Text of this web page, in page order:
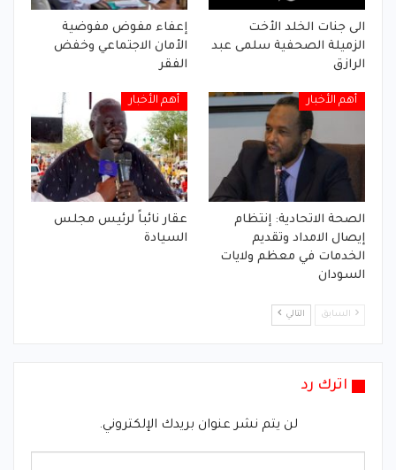
الى جنات الخلد الأخت
الزميلة الصحفية سلمى عبد
الرازق
إعفاء مفوض مفوضية
الأمان الاجتماعي وخفض
الفقر
أهم الأخبار
الصحة الاتحادية: إنتظام
إيصال الامداد وتقديم
الخدمات في معظم ولايات
السودان
أهم الأخبار
عقار نائباً لرئيس مجلس
السيادة
السابق التالي
اترك رد
لن يتم نشر عنوان بريدك الإلكتروني.